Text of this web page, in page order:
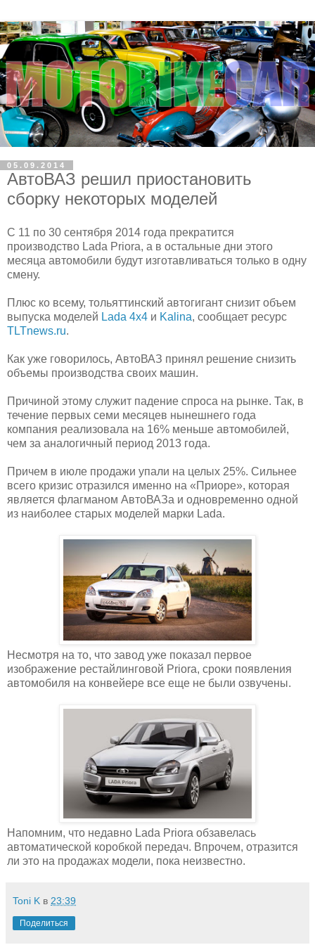
05.09.2014
АвтоВАЗ решил приостановить
сборку некоторых моделей
С 11 по 30 сентября 2014 года прекратится
производство Lada Priora, а в остальные дни этого
месяца автомобили будут изготавливаться только в одну
смену.
Плюс ко всему, тольяттинский автогигант снизит объем
выпуска моделей Lada 4x4 и Kalina, сообщает ресурс
TLTnews.ru.
Как уже говорилось, АвтоВАЗ принял решение снизить
объемы производства своих машин.
Причиной этому служит падение спроса на рынке. Так, в
течение первых семи месяцев нынешнего года
компания реализовала на 16% меньше автомобилей,
чем за аналогичный период 2013 года.
Причем в июле продажи упали на целых 25%. Сильнее
всего кризис отразился именно на «Приоре», которая
является флагманом АвтоВАЗа и одновременно одной
из наиболее старых моделей марки Lada.
Несмотря на то, что завод уже показал первое
изображение рестайлинговой Priora, сроки появления
автомобиля на конвейере все еще не были озвучены.
Напомним, что недавно Lada Priora обзавелась
автоматической коробкой передач. Впрочем, отразится
ли это на продажах модели, пока неизвестно.
Toni K в 23:39
Поделиться